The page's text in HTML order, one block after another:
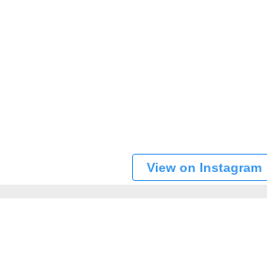
View on Instagram